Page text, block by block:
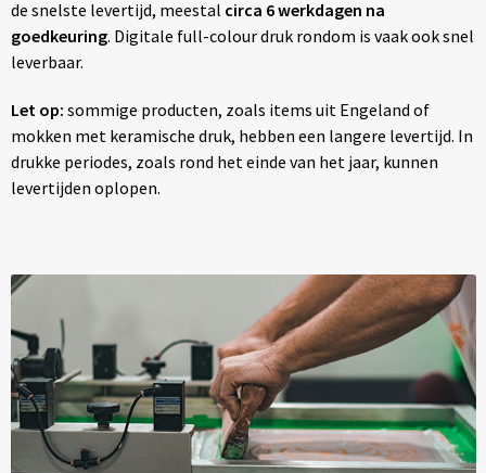
de snelste levertijd, meestal circa 6 werkdagen na
goedkeuring. Digitale full-colour druk rondom is vaak ook snel
leverbaar.
Let op: sommige producten, zoals items uit Engeland of
mokken met keramische druk, hebben een langere levertijd. In
drukke periodes, zoals rond het einde van het jaar, kunnen
levertijden oplopen.